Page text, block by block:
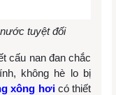
tuyệt đối
cấu nan đan chắc
không hè lo bị
xông hơi có thiết